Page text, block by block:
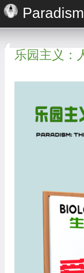
Paradism
乐园主义：